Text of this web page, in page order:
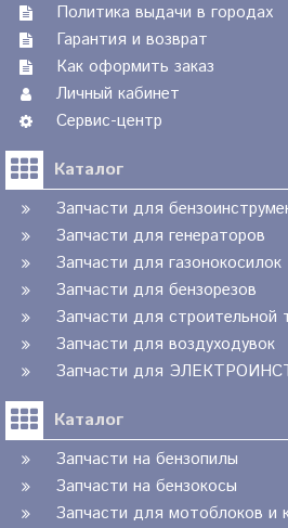
Политика выдачи в городах
Гарантия и возврат
Как оформить заказ
Личный кабинет
Сервис-центр
Каталог
Запчасти для
Запчасти для генераторов
Запчасти для газонокосилок
Запчасти для бензорезов
Запчасти для строительной
Запчасти для воздуходувок
Запчасти для
Каталог
Запчасти на бензопилы
Запчасти на бензокосы
Запчасти для мотоблоков и